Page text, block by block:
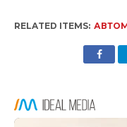
RELATED ITEMS: